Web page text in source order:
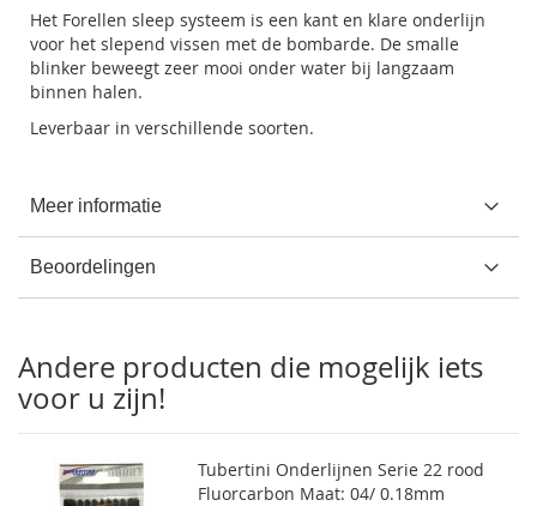
Het Forellen sleep systeem is een kant en klare onderlijn
voor het slepend vissen met de bombarde. De smalle
blinker beweegt zeer mooi onder water bij langzaam
binnen halen.
Leverbaar in verschillende soorten.
Meer informatie
Beoordelingen
Andere producten die mogelijk iets
voor u zijn!
Tubertini Onderlijnen Serie 22 rood
Fluorcarbon Maat: 04/ 0.18mm